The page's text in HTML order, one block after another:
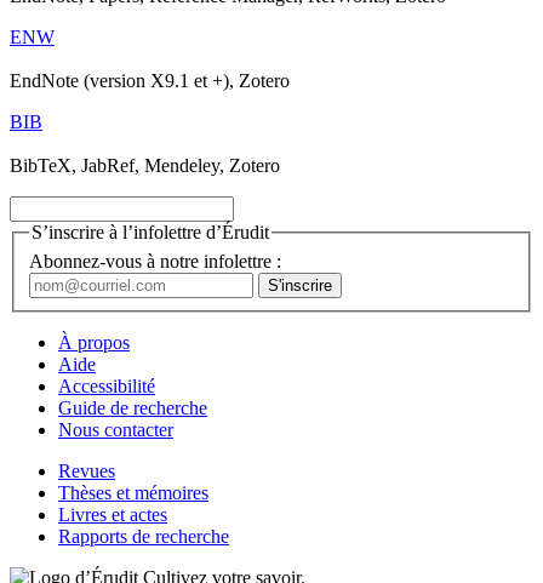
ENW
EndNote (version X9.1 et +), Zotero
BIB
BibTeX, JabRef, Mendeley, Zotero
S’inscrire à l’infolettre d’Érudit
Abonnez-vous à notre infolettre :
À propos
Aide
Accessibilité
Guide de recherche
Nous contacter
Revues
Thèses et mémoires
Livres et actes
Rapports de recherche
Cultivez votre savoir.